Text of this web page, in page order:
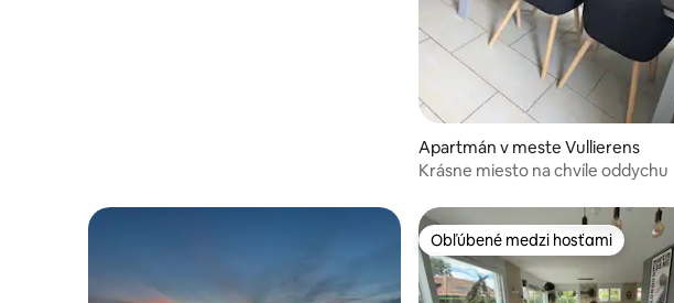
Apartmán v meste Vullierens
Krásne miesto na chvíle oddychu
Obľúbené medzi hosťami
Obľúbené medzi hosťami